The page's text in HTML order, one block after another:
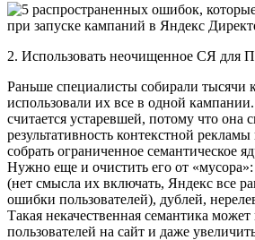
2. Использовать неочищенное СЯ для
Раньше специалисты собирали тысячи
использовали их все в одной кампании.
считается устаревшей, потому что она
результативность контекстной
собрать ограниченное семантическое
Нужно еще и очистить его от «мусора»:
(нет смысла их включать, Яндекс все
ошибки пользователей), дублей,
Такая некачественная семантика
пользователей на сайт и даже